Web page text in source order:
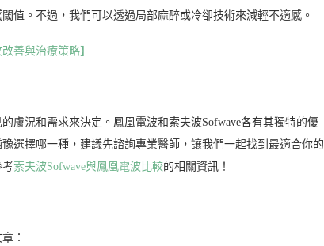
值。不過，我們可以透過局部麻醉或冷卻技術來減輕不適感。
善與治療策略】
膚況和需求來決定。鳳凰電波和索夫波Sofwave各有其獨特的優
選擇哪一種，建議先諮詢專業醫師，讓我們一起找到最適合你的
考索夫波Sofwave與鳳凰電波比較的相關資訊！
：